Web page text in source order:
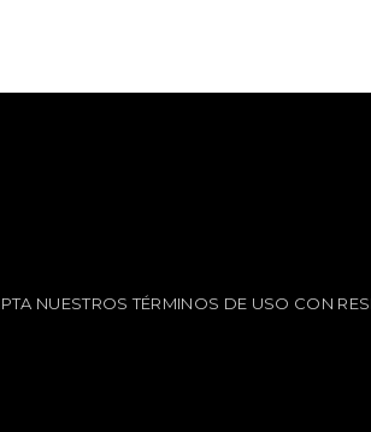
NUESTROS TÉRMINOS DE USO CON